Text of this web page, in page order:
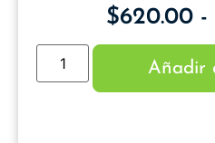
$620.00 -
Añadir